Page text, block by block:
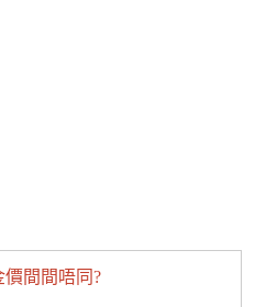
價間間唔同?